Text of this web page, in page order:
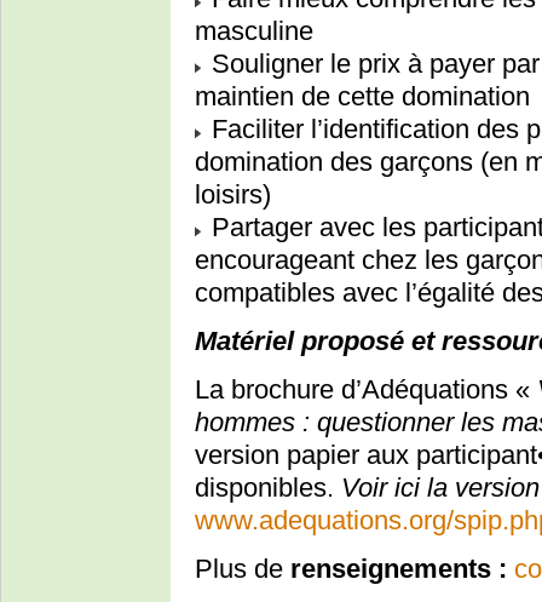
masculine
Souligner le prix à payer
maintien de cette domination
Faciliter l’identification des
domination des garçons (en
loisirs)
Partager avec les
encourageant chez les
compatibles avec l’égalité
Matériel proposé et
La brochure d’Adéquations «
hommes : questionner les
version papier aux
disponibles. Voir ici la
www.adequations.org/
Plus de renseignements :